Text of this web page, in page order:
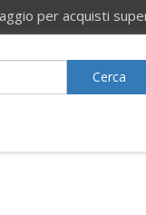
per acquisti
Cerca